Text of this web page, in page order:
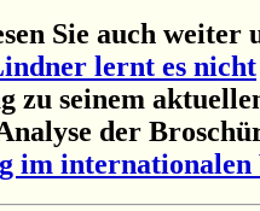
Sie auch weiter
lernt es nicht
zu seinem
der
im internationalen